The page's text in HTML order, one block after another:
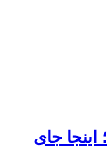
جای